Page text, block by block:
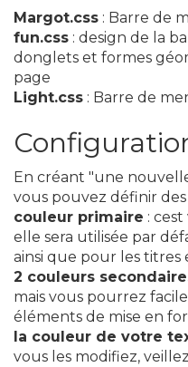
Margot.css : Barre de
fun.css : design de la
donglets et formes
page
Light.css : Barre de
En créant "une
vous pouvez définir
couleur primaire :
elle sera utilisée par
ainsi que pour les titres
2 couleurs
mais vous pourrez
éléments de mise en
la couleur de votre
vous les modifiez,